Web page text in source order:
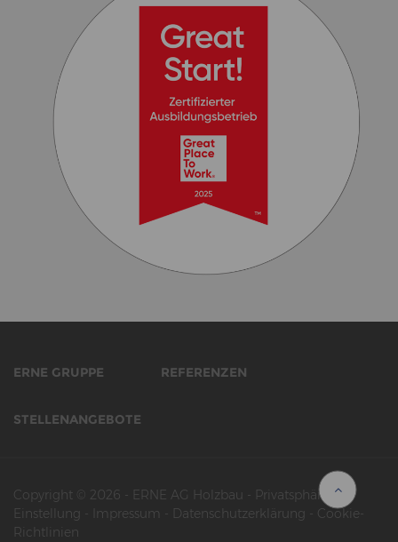
ERNE GRUPPE REFERENZEN
STELLENANGEBOTE
Copyright © 2026 - ERNE AG Holzbau - Privatsphäre-
Einstellung - Impressum - Datenschutzerklärung - Cookie-
Richtlinien